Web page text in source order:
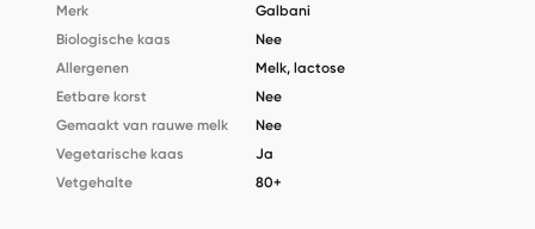
Merk
Galbani
Biologische kaas
Nee
Allergenen
Melk, lactose
Eetbare korst
Nee
Gemaakt van rauwe melk
Nee
Vegetarische kaas
Ja
Vetgehalte
80+